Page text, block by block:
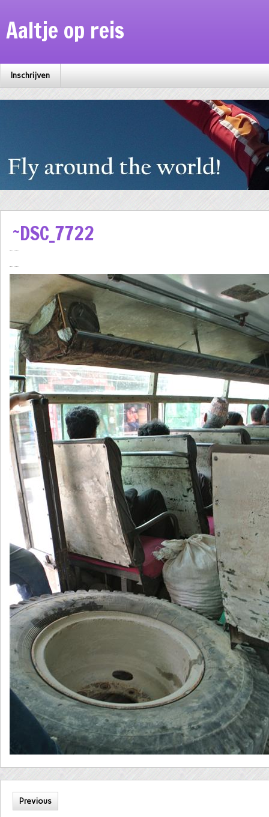
Aaltje op reis
Inschrijven
~DSC_7722
Previous